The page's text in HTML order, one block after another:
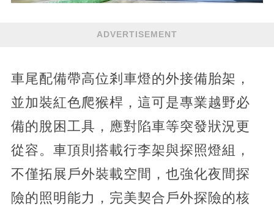
ADVERTISEMENT
車尾配備帶高位剎車燈的外接備胎架，
並加裝紅色爬猴桿，這可是專業越野必
備的脫困工具，應對陷車等突發狀況更
從容。車頂則搭載行李架與探照燈組，
不僅拓展戶外裝載空間，也強化夜間探
險的照明能力，完美契合戶外探險的核